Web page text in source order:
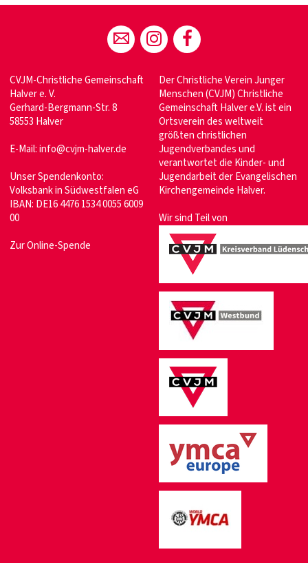
CVJM-Christliche Gemeinschaft
Halver e. V.
Gerhard-Bergmann-Str. 8
58553 Halver
E-Mail:info@cvjm-halver.de
Unser Spendenkonto:
Volksbank in Südwestfalen eG
IBAN: DE16 4476 1534 0055 6009
00
Zur Online-Spende
Der Christliche Verein Junger
Menschen (CVJM) Christliche
Gemeinschaft Halver e.V. ist ein
Ortsverein des weltweit
größten christlichen
Jugendverbandes und
verantwortet die Kinder- und
Jugendarbeit der Evangelischen
Kirchengemeinde Halver.
Wir sind Teil von